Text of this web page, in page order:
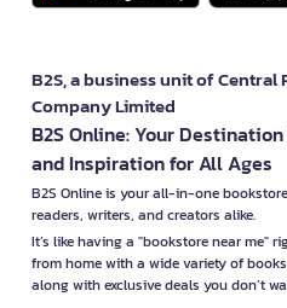
B2S, a business unit of
Company Limited
B2S Online: Your
and Inspiration for All Ages
B2S Online is your all-in-one
readers, writers, and creators alike.
It’s like having a "bookstore near me"
from home with a wide variety of
along with exclusive deals you don’t